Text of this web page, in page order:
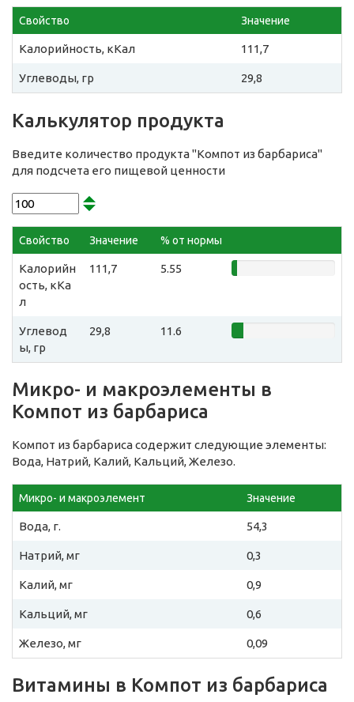
Свойство Значение
Калорийность, кКал 111,7
Углеводы, гр 29,8
Калькулятор продукта
Введите количество продукта "Компот из барбариса"
для подсчета его пищевой ценности
Свойство Значение % от нормы
Калорийн
ость, кКа
л
111,7 5.55
Углевод
ы, гр
29,8 11.6
Микро- и макроэлементы в
Компот из барбариса
Компот из барбариса содержит следующие элементы:
Вода, Натрий, Калий, Кальций, Железо.
Микро- и макроэлемент Значение
Вода, г. 54,3
Натрий, мг 0,3
Калий, мг 0,9
Кальций, мг 0,6
Железо, мг 0,09
Витамины в Компот из барбариса